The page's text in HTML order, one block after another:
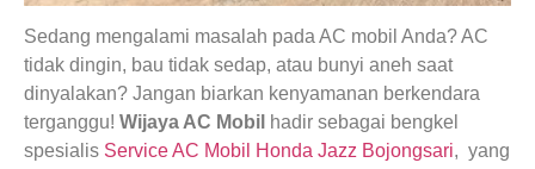
Sedang mengalami masalah pada AC mobil Anda? AC
tidak dingin, bau tidak sedap, atau bunyi aneh saat
dinyalakan? Jangan biarkan kenyamanan berkendara
terganggu! Wijaya AC Mobil hadir sebagai bengkel
spesialis Service AC Mobil Honda Jazz Bojongsari, yang